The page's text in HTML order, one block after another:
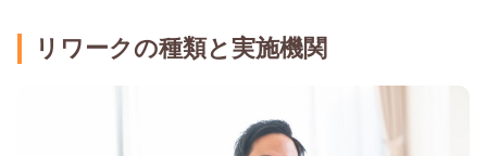
リワークの種類と実施機関